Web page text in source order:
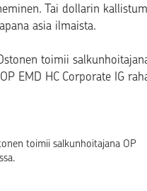
Tai dollarin
asia ilmaista.
toimii
EMD HC Corporate IG
toimii salkunhoitajana OP